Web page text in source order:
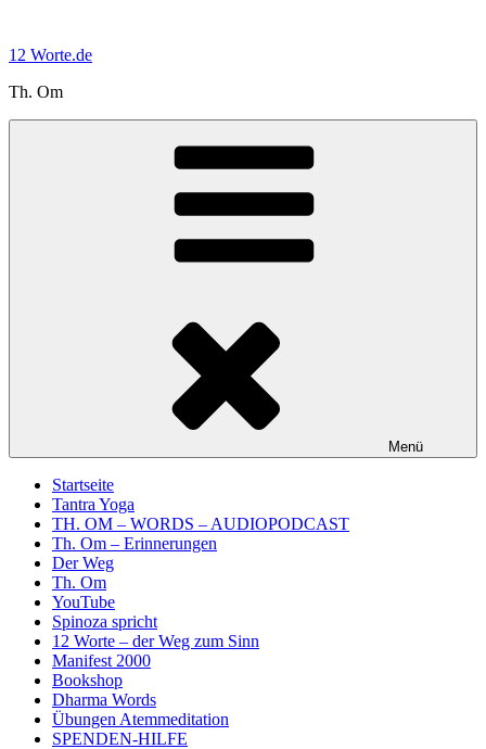
springen
12 Worte.de
Th. Om
Menü
Startseite
Tantra Yoga
TH. OM – WORDS – AUDIOPODCAST
Th. Om – Erinnerungen
Der Weg
Th. Om
YouTube
Spinoza spricht
12 Worte – der Weg zum Sinn
Manifest 2000
Bookshop
Dharma Words
Übungen Atemmeditation
SPENDEN-HILFE